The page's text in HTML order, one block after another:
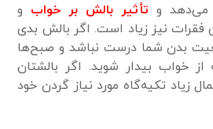
می‌دهد و تأثیر بالش بر خواب و
نیز زیاد است. اگر بالش بدی
بدن شما درست نباشد و صبح‌ها
خواب بیدار شوید. اگر بالشتان
زیاد تکیه‌گاه مورد نیاز گردن خود